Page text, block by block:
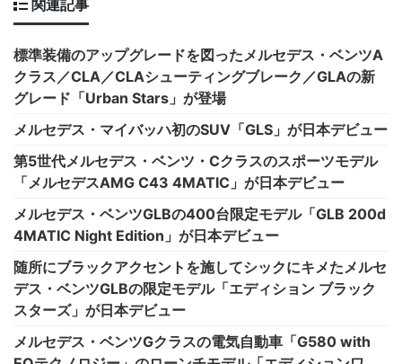
関連記事
標準装備のアップグレードを図ったメルセデス・ベンツA
クラス／CLA／CLAシューティングブレーク／GLAの新
グレード「Urban Stars」が登場
メルセデス・マイバッハ初のSUV「GLS」が日本デビュー
第5世代メルセデス・ベンツ・Cクラスのスポーツモデル
「メルセデスAMG C43 4MATIC」が日本デビュー
メルセデス・ベンツGLBの400台限定モデル「GLB 200d
4MATIC Night Edition」が日本デビュー
随所にブラックアクセントを施してシックにキメたメルセ
デス・ベンツGLBの限定モデル「エディション ブラック
スターズ」が日本デビュー
メルセデス・ベンツGクラスの電気自動車「G580 with